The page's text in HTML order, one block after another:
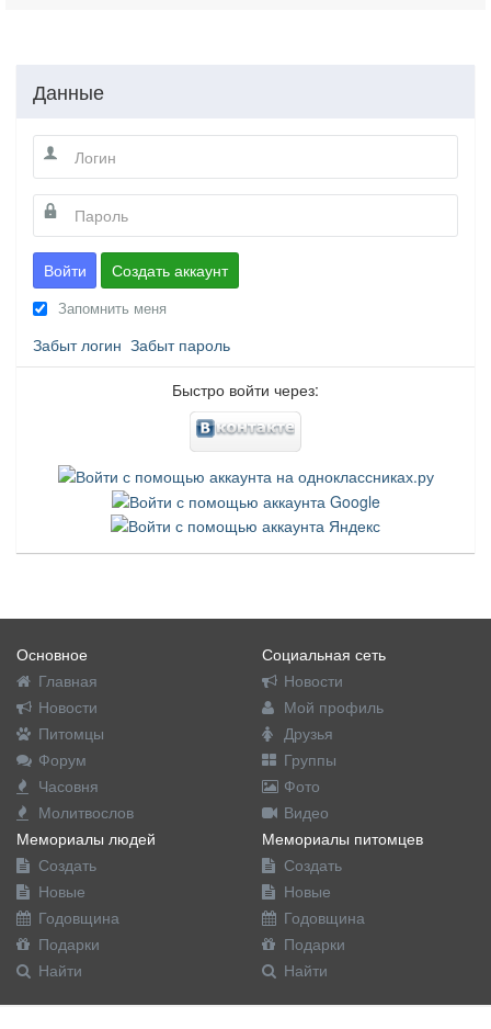
Данные
Войти Создать аккаунт
Запомнить меня
Забыт логин Забыт пароль
Быстро войти через:
Основное
Главная
Новости
Питомцы
Форум
Часовня
Молитвослов
Социальная сеть
Новости
Мой профиль
Друзья
Группы
Фото
Видео
Мемориалы людей
Создать
Новые
Годовщина
Подарки
Найти
Мемориалы питомцев
Создать
Новые
Годовщина
Подарки
Найти